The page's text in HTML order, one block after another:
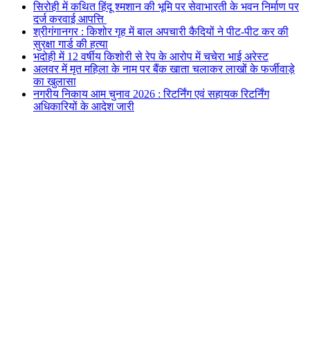
सिरोही में कथित हिंदू श्मशान की भूमि पर सेवाभारती के भवन निर्माण पर
दर्ज करवाई आपत्ति
श्रीगंगानगर : किशोर गृह में बाल अपचारी कैदियों ने पीट-पीट कर की
सुरक्षा गार्ड की हत्या
भदोही में 12 वर्षीय किशोरी से रेप के आरोप में चचेरा भाई अरेस्ट
अलवर में मृत महिला के नाम पर बैंक खाता चलाकर लाखों के फर्जीवाड़े
का खुलासा
नगरीय निकाय आम चुनाव 2026 : रिटर्निंग एवं सहायक रिटर्निंग
अधिकारियों के आदेश जारी